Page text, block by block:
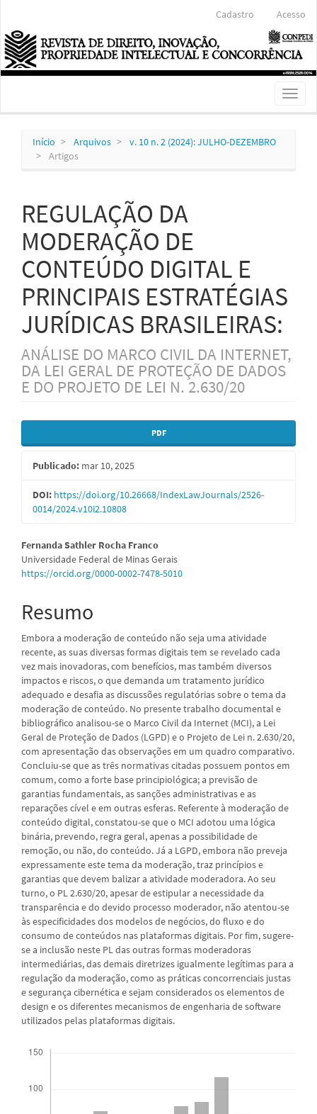
Conteúdo
principal
Barra
Lateral
Cadastro Acesso
Toggle
Início Arquivos
v. 10 n. 2 (2024): JULHO-DEZEMBRO
Artigos
REGULAÇÃO DA
MODERAÇÃO DE
CONTEÚDO DIGITAL E
PRINCIPAIS ESTRATÉGIAS
JURÍDICAS BRASILEIRAS:
ANÁLISE DO MARCO CIVIL DA INTERNET,
DA LEI GERAL DE PROTEÇÃO DE DADOS
E DO PROJETO DE LEI N. 2.630/20
Barra
lateral
de
artigos
PDF
Publicado: mar 10, 2025
DOI: https://doi.org/10.26668/IndexLawJournals/2526-
0014/2024.v10i2.10808
Conteúdo
do
principal
Fernanda Sathler Rocha Franco
Universidade Federal de Minas Gerais
https://orcid.org/0000-0002-7478-5010
Resumo
Embora a moderação de conteúdo não seja uma atividade
recente, as suas diversas formas digitais tem se revelado cada
vez mais inovadoras, com benefícios, mas também diversos
impactos e riscos, o que demanda um tratamento jurídico
adequado e desafia as discussões regulatórias sobre o tema da
moderação de conteúdo. No presente trabalho documental e
bibliográfico analisou-se o Marco Civil da Internet (MCI), a Lei
Geral de Proteção de Dados (LGPD) e o Projeto de Lei n. 2.630/20,
com apresentação das observações em um quadro comparativo.
Concluiu-se que as três normativas citadas possuem pontos em
comum, como a forte base principiológica; a previsão de
garantias fundamentais, as sanções administrativas e as
reparações cível e em outras esferas. Referente à moderação de
conteúdo digital, constatou-se que o MCI adotou uma lógica
binária, prevendo, regra geral, apenas a possibilidade de
remoção, ou não, do conteúdo. Já a LGPD, embora não preveja
expressamente este tema da moderação, traz princípios e
garantias que devem balizar a atividade moderadora. Ao seu
turno, o PL 2.630/20, apesar de estipular a necessidade da
transparência e do devido processo moderador, não atentou-se
às especificidades dos modelos de negócios, do fluxo e do
consumo de conteúdos nas plataformas digitais. Por fim, sugere-
se a inclusão neste PL das outras formas moderadoras
intermediárias, das demais diretrizes igualmente legítimas para a
regulação da moderação, como as práticas concorrenciais justas
e segurança cibernética e sejam considerados os elementos de
design e os diferentes mecanismos de engenharia de software
utilizados pelas plataformas digitais.